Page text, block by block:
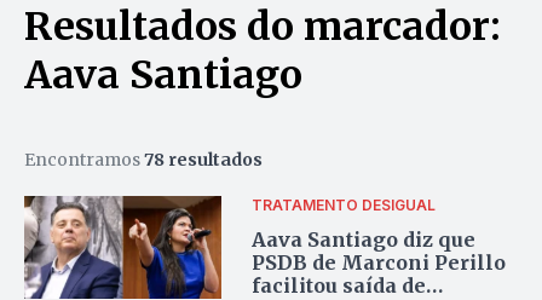
Resultados do marcador:
Aava Santiago
Encontramos78 resultados
TRATAMENTO DESIGUAL
Aava Santiago diz que
PSDB de Marconi Perillo
facilitou saída de